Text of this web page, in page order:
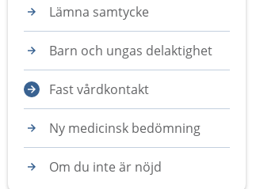
Lämna samtycke
Barn och ungas delaktighet
Fast vårdkontakt
Ny medicinsk bedömning
Om du inte är nöjd